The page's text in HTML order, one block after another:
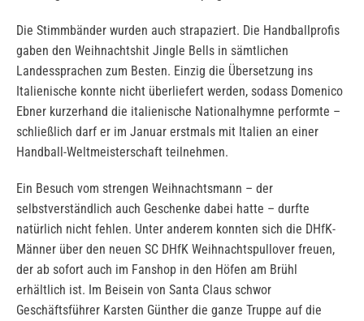
Die Stimmbänder wurden auch strapaziert. Die Handballprofis
gaben den Weihnachtshit Jingle Bells in sämtlichen
Landessprachen zum Besten. Einzig die Übersetzung ins
Italienische konnte nicht überliefert werden, sodass Domenico
Ebner kurzerhand die italienische Nationalhymne performte –
schließlich darf er im Januar erstmals mit Italien an einer
Handball-Weltmeisterschaft teilnehmen.
Ein Besuch vom strengen Weihnachtsmann – der
selbstverständlich auch Geschenke dabei hatte – durfte
natürlich nicht fehlen. Unter anderem konnten sich die DHfK-
Männer über den neuen SC DHfK Weihnachtspullover freuen,
der ab sofort auch im Fanshop in den Höfen am Brühl
erhältlich ist. Im Beisein von Santa Claus schwor
Geschäftsführer Karsten Günther die ganze Truppe auf die